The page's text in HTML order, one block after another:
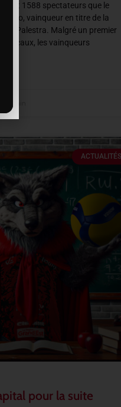
1588 spectateurs que le
vainqueur en titre de la
à Palestra. Malgré un premier
locaux, les vainqueurs
ACTUALITÉS
pour la suite